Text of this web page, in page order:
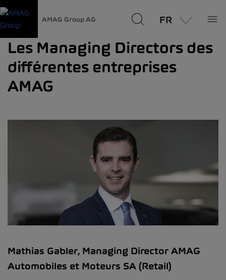
AMAG Group AG FR
Les Managing Directors des
différentes entreprises
AMAG
Mathias Gabler, Managing Director AMAG
Automobiles et Moteurs SA (Retail)